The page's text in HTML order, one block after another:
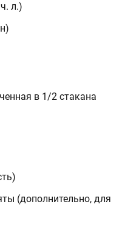
л.)
в 1/2 стакана
(дополнительно, для